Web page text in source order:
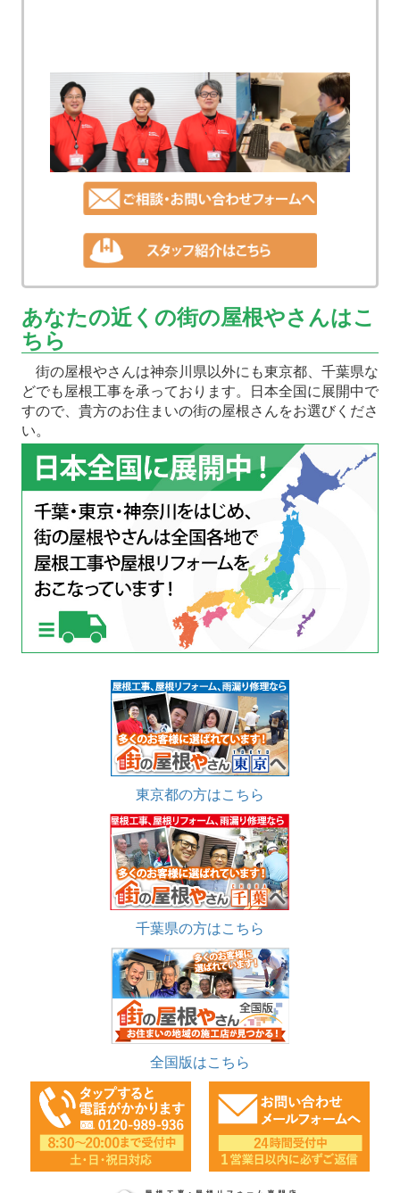
あなたの近くの街の屋根やさんはこ
ちら
街の屋根やさんは神奈川県以外にも東京都、千葉県な
どでも屋根工事を承っております。日本全国に展開中で
すので、貴方のお住まいの街の屋根さんをお選びくださ
い。
東京都の方はこちら
千葉県の方はこちら
全国版はこちら